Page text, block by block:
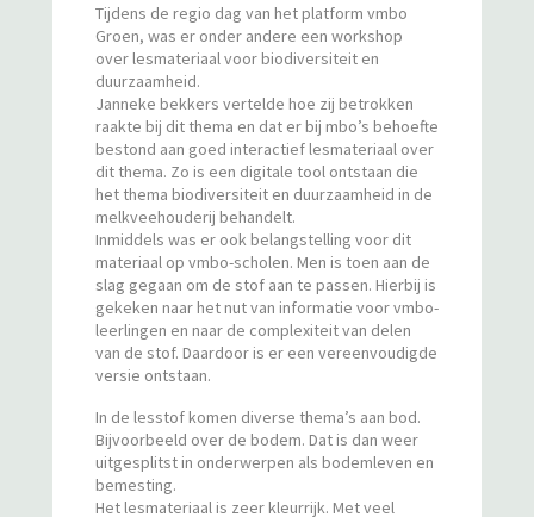
Tijdens de regio dag van het platform vmbo
Groen, was er onder andere een workshop
over lesmateriaal voor biodiversiteit en
duurzaamheid.
Janneke bekkers vertelde hoe zij betrokken
raakte bij dit thema en dat er bij mbo’s behoefte
bestond aan goed interactief lesmateriaal over
dit thema. Zo is een digitale tool ontstaan die
het thema biodiversiteit en duurzaamheid in de
melkveehouderij behandelt.
Inmiddels was er ook belangstelling voor dit
materiaal op vmbo-scholen. Men is toen aan de
slag gegaan om de stof aan te passen. Hierbij is
gekeken naar het nut van informatie voor vmbo-
leerlingen en naar de complexiteit van delen
van de stof. Daardoor is er een vereenvoudigde
versie ontstaan.
In de lesstof komen diverse thema’s aan bod.
Bijvoorbeeld over de bodem. Dat is dan weer
uitgesplitst in onderwerpen als bodemleven en
bemesting.
Het lesmateriaal is zeer kleurrijk. Met veel